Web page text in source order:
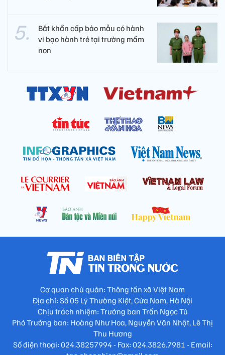
Bắt khẩn cấp bảo mẫu có hành
vi bạo hành trẻ tại trường mầm
non
Cơ quan chủ quản: Thông tấn xã Việt Nam
Địa chỉ: Số 05 Lý Thường Kiệt, Cửa Nam, Hà Nội
Chịu trách nhiệm: Trưởng ban Trần Ngọc Tú
Phó Trưởng ban: Hoàng Như Hoa, Nguyễn Văn Nhật, Lê Thị
Thu Hương
Số điện thoại: 024.38257994 - Fax: 024.3826.7981 - Email: